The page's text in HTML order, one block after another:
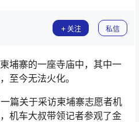
关注 私信
埔寨的一座寺庙中，其中一
至今无法火化。
篇关于采访柬埔寨志愿者机
机车大叔带领记者参观了金